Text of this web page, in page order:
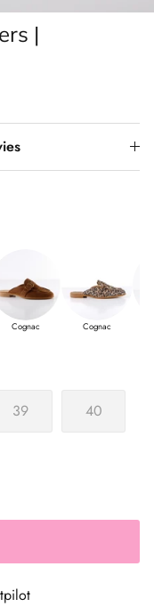
|
Cognac Cognac
39 40